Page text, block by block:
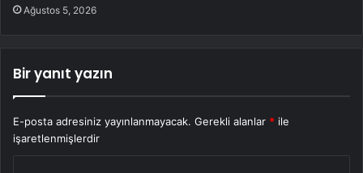
Ağustos 5, 2026
Bir yanıt yazın
E-posta adresiniz yayınlanmayacak. Gerekli alanlar * ile
işaretlenmişlerdir